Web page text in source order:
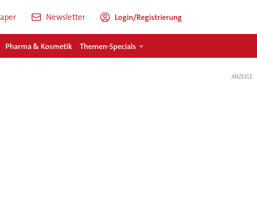
Newsletter Login/Registrierung
Pharma & Kosmetik Themen-Specials
ANZEIGE